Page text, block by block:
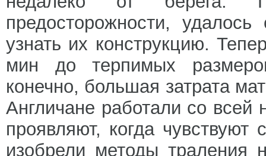
предосторожности,
узнать их конструкцию.
мин до терпимых
конечно, большая затрата
Англичане работали со всей
проявляют, когда
изобрели методы траления